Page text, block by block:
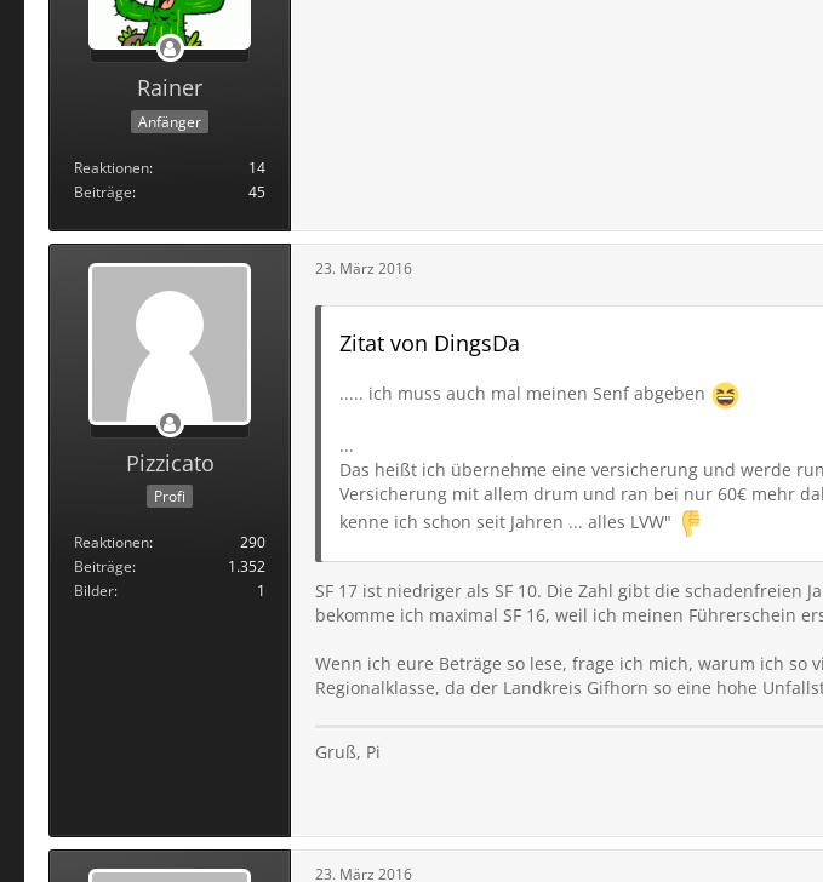
Rainer
Anfänger
Reaktionen
14
Beiträge
45
Pizzicato
Profi
Reaktionen
290
Beiträge
1.352
Bilder
1
23. März 2016
Zitat von DingsDa
..... ich muss auch mal meinen Senf abgeben
...
Das heißt ich übernehme eine versicherung und werde
Versicherung mit allem drum und ran bei nur 60€ mehr
kenne ich schon seit Jahren ... alles LVW"
SF 17 ist niedriger als SF 10. Die Zahl gibt die schadenfreien
bekomme ich maximal SF 16, weil ich meinen Führerschein
Wenn ich eure Beträge so lese, frage ich mich, warum ich
Regionalklasse, da der Landkreis Gifhorn so eine hohe
Gruß, Pi
23. März 2016